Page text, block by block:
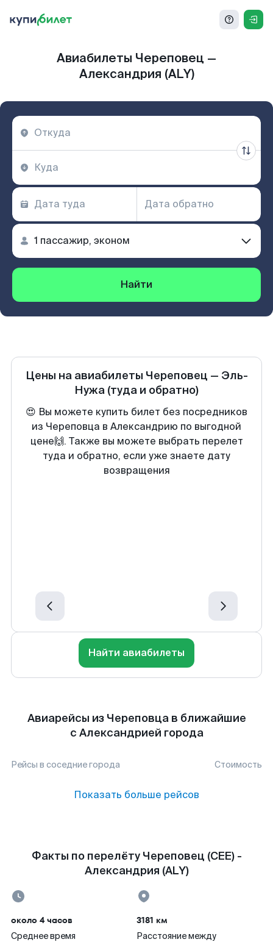
Авиабилеты Череповец —
Александрия (ALY)
Найти
Цены на авиабилеты Череповец — Эль-
Нужа (туда и обратно)
😍 Вы можете купить билет без посредников
из Череповца в Александрию по выгодной
цене🙌. Также вы можете выбрать перелет
туда и обратно, если уже знаете дату
возвращения
Найти авиабилеты
Авиарейсы из Череповца в ближайшие
с Александрией города
Рейсы в соседние города Стоимость
Показать больше рейсов
Факты по перелёту Череповец (CEE) -
Александрия (ALY)
около 4 часов
Среднее время
3181 км
Расстояние между